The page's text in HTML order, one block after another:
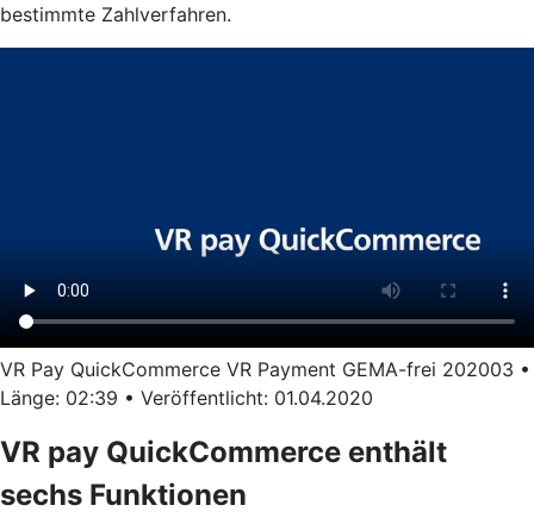
bestimmte Zahlverfahren.
VR Pay QuickCommerce VR Payment GEMA-frei 202003 •
Länge: 02:39 • Veröffentlicht: 01.04.2020
VR pay QuickCommerce enthält
sechs Funktionen